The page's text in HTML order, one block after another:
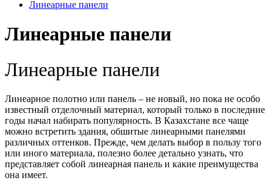
Линеарные панели
Линеарные панели
Линеарные панели
Линеарное полотно или панель – не новый, но пока не особо
известный отделочный материал, который только в последние
годы начал набирать популярность. В Казахстане все чаще
можно встретить здания, обшитые линеарными панелями
различных оттенков. Прежде, чем делать выбор в пользу того
или иного материала, полезно более детально узнать, что
представляет собой линеарная панель и какие преимущества
она имеет.